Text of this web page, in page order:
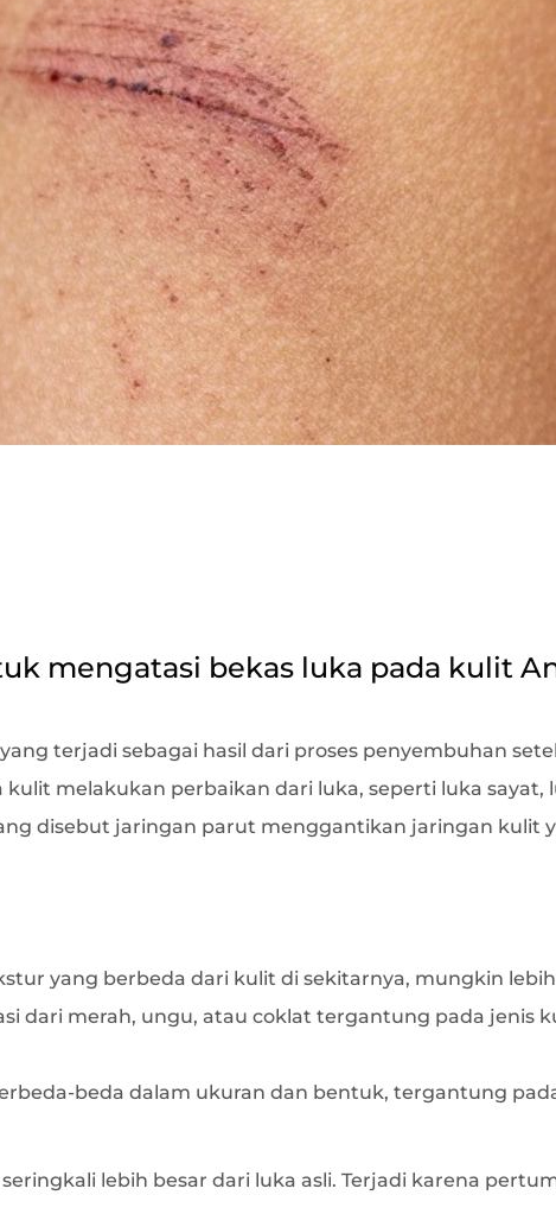
mengatasi bekas luka pada kulit
terjadi sebagai hasil dari proses penyembuhan
melakukan perbaikan dari luka, seperti luka sayat,
disebut jaringan parut menggantikan jaringan kulit
yang berbeda dari kulit di sekitarnya, mungkin
dari merah, ungu, atau coklat tergantung pada jenis
beda dalam ukuran dan bentuk, tergantung
lebih besar dari luka asli. Terjadi karena